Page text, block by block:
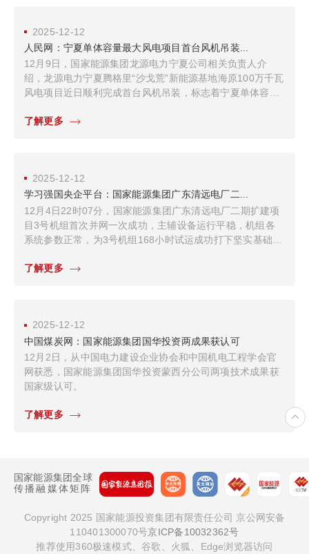
2025-12-12
人民网：宁夏单体容量最大风电项目首台风机吊装...
12月9日，国家能源集团龙源电力宁夏公司相关负责人介
绍，龙源电力宁夏腾格里“沙戈荒”新能源基地海原100万千瓦
风电项目近日顺利完成首台风机吊装，标志着宁夏单体容量
了解更多
2025-12-12
学习强国央企平台：国家能源集团广东清远电厂二...
12月4日22时07分，国家能源集团广东清远电厂二期扩建项
目3号机组首次并网一次成功，主辅设备运行平稳，机组各
系统参数正常，为3号机组168小时试运成功打下坚实基础，
力。
了解更多
2025-12-12
中国煤炭网：国家能源集团国华投资两成果获认可
12月2日，从中国电力建设企业协会和中国机电工程学会官
网获悉，国家能源集团国华投资蒙西分公司两项技术成果获
国家级认可。
了解更多
国家能源集团全球
传播融媒体矩阵
Copyright 2025 国家能源投资集团有限责任公司 京公网安备
110401300070号京ICP备10032362号
推荐使用360极速模式、谷歌、火狐、Edge浏览器访问